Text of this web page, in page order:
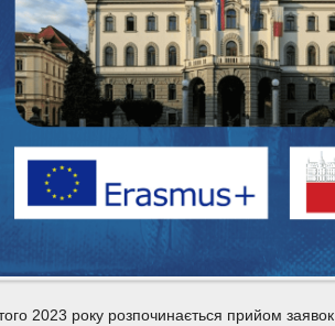
2023 року розпочинається прийом